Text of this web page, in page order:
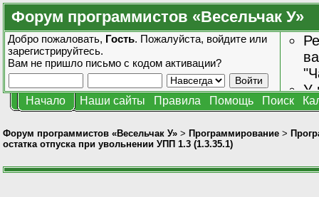
Форум программистов «Весельчак У»
Добро пожаловать, Гость. Пожалуйста, войдите или
зарегистрируйтесь.
Вам не пришло письмо с кодом активации?
У
Начало Наши сайты Правила Помощь Поиск
Форум программистов «Весельчак У» > Программирование >
остатка отпуска при увольнении УПП 1.3 (1.3.35.1)